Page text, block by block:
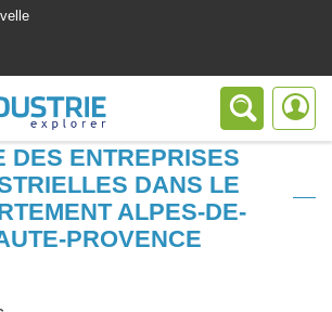
DES ENTREPRISES
DANS LE
ALPES-DE-
PROVENCE